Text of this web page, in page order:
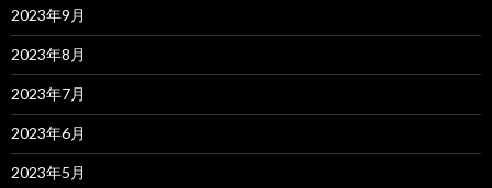
2023年9月
2023年8月
2023年7月
2023年6月
2023年5月